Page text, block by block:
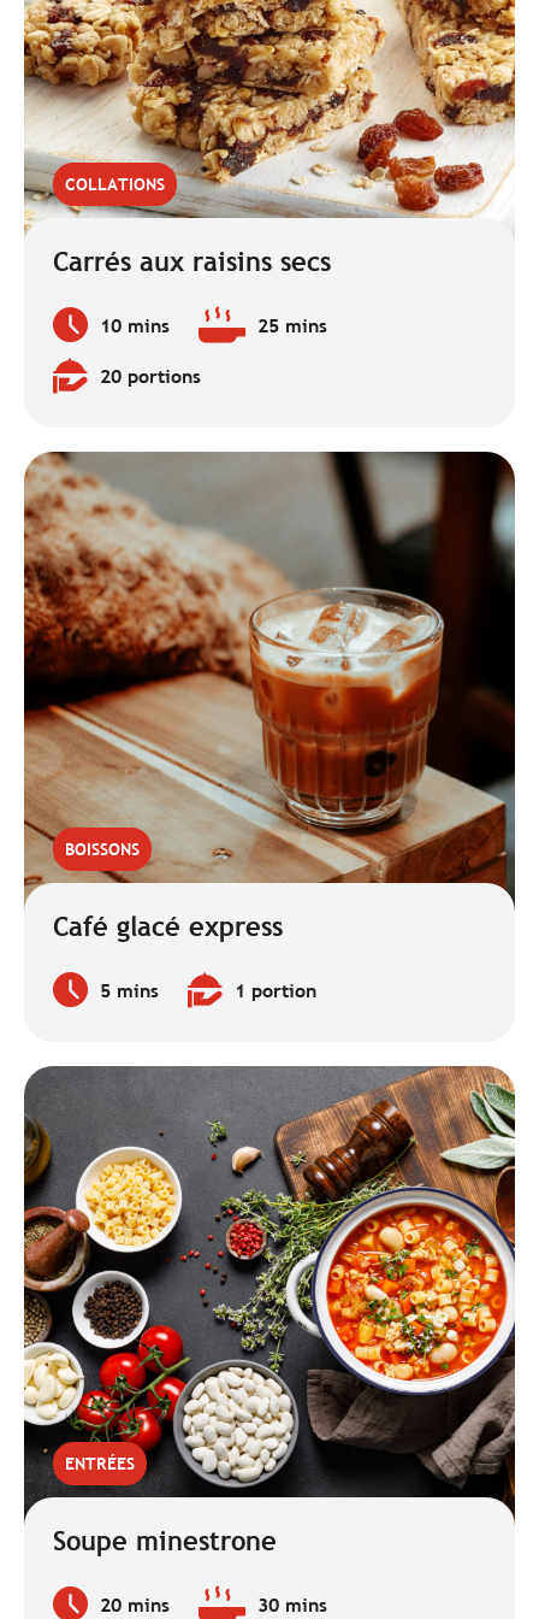
COLLATIONS
Carrés aux raisins secs
Temps
de
préparation
:
10 mins
Temps
cuisson
25 mins
Quantité20 portions
BOISSONS
Café glacé express
Temps
:
5 mins
Quantité1 portion
ENTRÉES
Soupe minestrone
Temps20 mins
Temps 30 mins